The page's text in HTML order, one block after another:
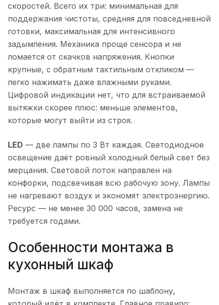
скоростей. Всего их три: минимальная для
поддержания чистоты, средняя для повседневной
готовки, максимальная для интенсивного
задымления. Механика проще сенсора и не
ломается от скачков напряжения. Кнопки
крупные, с обратным тактильным откликом —
легко нажимать даже влажными руками.
Цифровой индикации нет, что для встраиваемой
вытяжки скорее плюс: меньше элементов,
которые могут выйти из строя.
LED — две лампы по 3 Вт каждая. Светодиодное
освещение даёт ровный холодный белый свет без
мерцания. Световой поток направлен на
конфорки, подсвечивая всю рабочую зону. Лампы
не нагревают воздух и экономят электроэнергию.
Ресурс — не менее 30 000 часов, замена не
требуется годами.
Особенности монтажа в
кухонный шкаф
Монтаж в шкаф выполняется по шаблону,